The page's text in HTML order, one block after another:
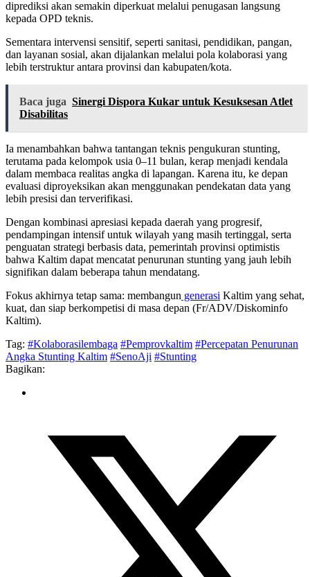
diprediksi akan semakin diperkuat melalui penugasan langsung
kepada OPD teknis.
Sementara intervensi sensitif, seperti sanitasi, pendidikan, pangan,
dan layanan sosial, akan dijalankan melalui pola kolaborasi yang
lebih terstruktur antara provinsi dan kabupaten/kota.
Baca juga Sinergi Dispora Kukar untuk Kesuksesan Atlet
Disabilitas
Ia menambahkan bahwa tantangan teknis pengukuran stunting,
terutama pada kelompok usia 0–11 bulan, kerap menjadi kendala
dalam membaca realitas angka di lapangan. Karena itu, ke depan
evaluasi diproyeksikan akan menggunakan pendekatan data yang
lebih presisi dan terverifikasi.
Dengan kombinasi apresiasi kepada daerah yang progresif,
pendampingan intensif untuk wilayah yang masih tertinggal, serta
penguatan strategi berbasis data, pemerintah provinsi optimistis
bahwa Kaltim dapat mencatat penurunan stunting yang jauh lebih
signifikan dalam beberapa tahun mendatang.
Fokus akhirnya tetap sama: membangun generasi Kaltim yang sehat,
kuat, dan siap berkompetisi di masa depan (Fr/ADV/Diskominfo
Kaltim).
Tag: #Kolaborasilembaga #Pemprovkaltim #Percepatan Penurunan
Angka Stunting Kaltim #SenoAji #Stunting
Bagikan: